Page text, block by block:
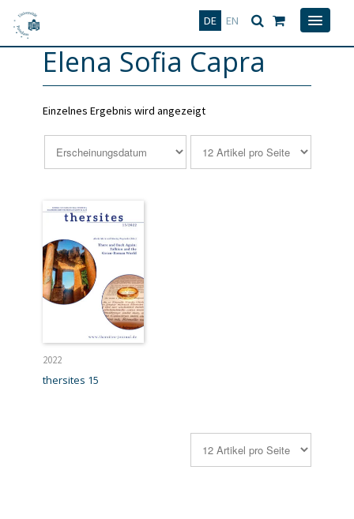
DE EN
Deutsch
Elena Sofia Capra
Einzelnes Ergebnis wird angezeigt
2022
thersites 15